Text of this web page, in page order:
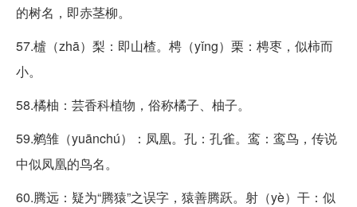
的树名，即赤茎柳。
57.樝（zhā）梨：即山楂。梬（yǐng）栗：梬枣，似柿而
小。
58.橘柚：芸香科植物，俗称橘子、柚子。
59.鹓雏（yuānchú）：凤凰。孔：孔雀。鸾：鸾鸟，传说
中似凤凰的鸟名。
60.腾远：疑为“腾猿”之误字，猿善腾跃。射（yè）干：似